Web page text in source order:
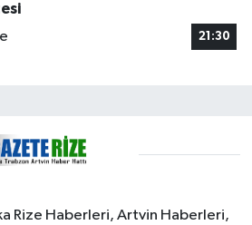
21:30
Rize Haberleri, Artvin Haberleri,